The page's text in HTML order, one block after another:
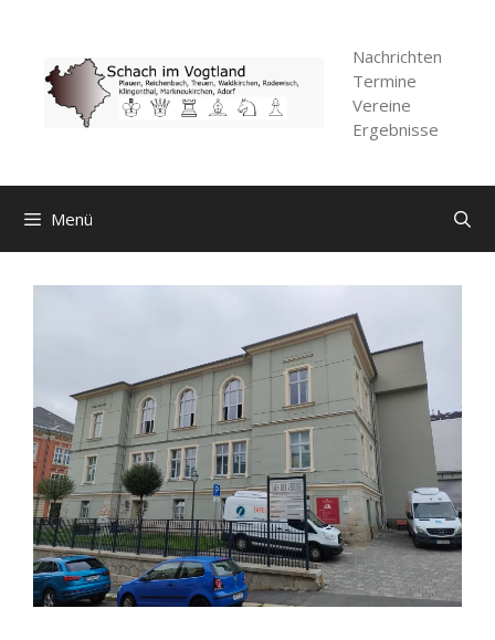
springen
Nachrichten
Termine
Vereine
Ergebnisse
Menü